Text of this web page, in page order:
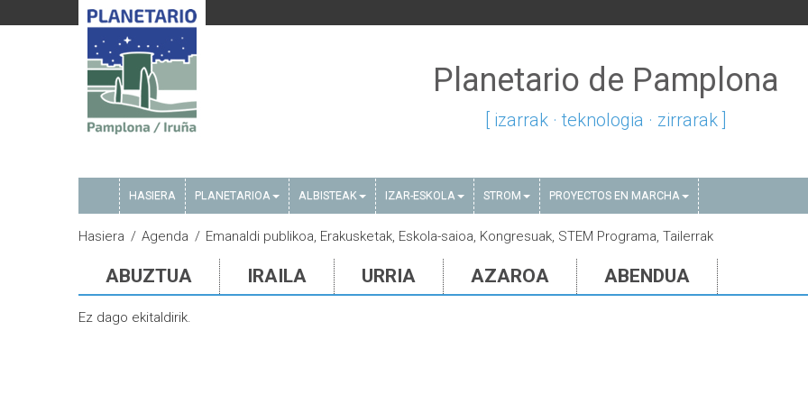
Planetario de Pamplona
[ izarrak · teknologia · zirrarak ]
HASIERA PLANETARIOA ALBISTEAK IZAR-ESKOLA STROM PROYECTOS EN MARCHA
Hasiera Agenda Emanaldi publikoa, Erakusketak, Eskola-saioa, Kongresuak, STEM Programa, Tailerrak
ABUZTUA IRAILA URRIA AZAROA ABENDUA
Ez dago ekitaldirik.